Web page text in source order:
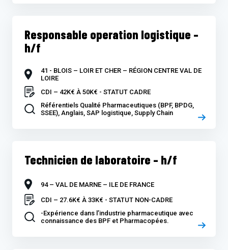
Responsable operation logistique –
h/f
41 - BLOIS – LOIR ET CHER – RÉGION CENTRE VAL DE
LOIRE
CDI – 42K€ À 50K€ - STATUT CADRE
Référentiels Qualité Pharmaceutiques (BPF, BPDG,
SSEE), Anglais, SAP logistique, Supply Chain
Technicien de laboratoire – h/f
94 – VAL DE MARNE – ILE DE FRANCE
CDI – 27.6K€ À 33K€ - STATUT NON-CADRE
-Expérience dans l’industrie pharmaceutique avec
connaissance des BPF et Pharmacopées.